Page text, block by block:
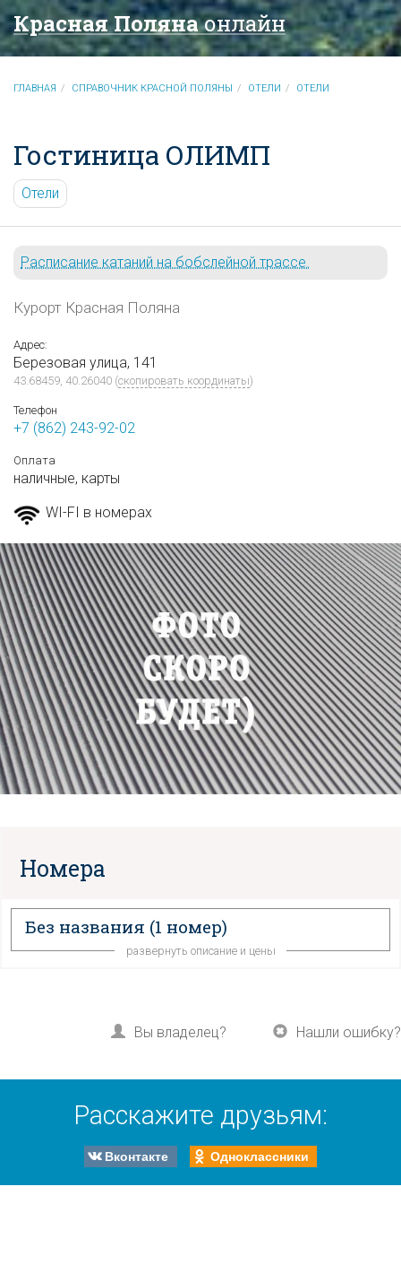
Красная Полянаонлайн
ГЛАВНАЯ СПРАВОЧНИК КРАСНОЙ ПОЛЯНЫ ОТЕЛИ ОТЕЛИ
Гостиница ОЛИМП
Отели
Расписание катаний на бобслейной трассе.
Курорт Красная Поляна
Адрес:
Березовая улица, 141
43.68459, 40.26040 (скопировать координаты)
Телефон
+7 (862) 243-92-02
Оплата
наличные, карты
WI-FI в номерах
Номера
Без названия (1 номер)
развернуть описание и цены
Вы владелец? Нашли ошибку?
Расскажите друзьям:
Вконтакте Одноклассники